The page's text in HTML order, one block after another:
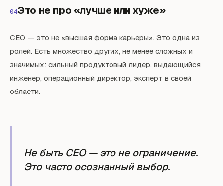
04Это не про «лучше или хуже»
CEO — это не «высшая форма карьеры». Это одна из
ролей. Есть множество других, не менее сложных и
значимых: сильный продуктовый лидер, выдающийся
инженер, операционный директор, эксперт в своей
области.
Не быть CEO — это не ограничение.
Это часто осознанный выбор.